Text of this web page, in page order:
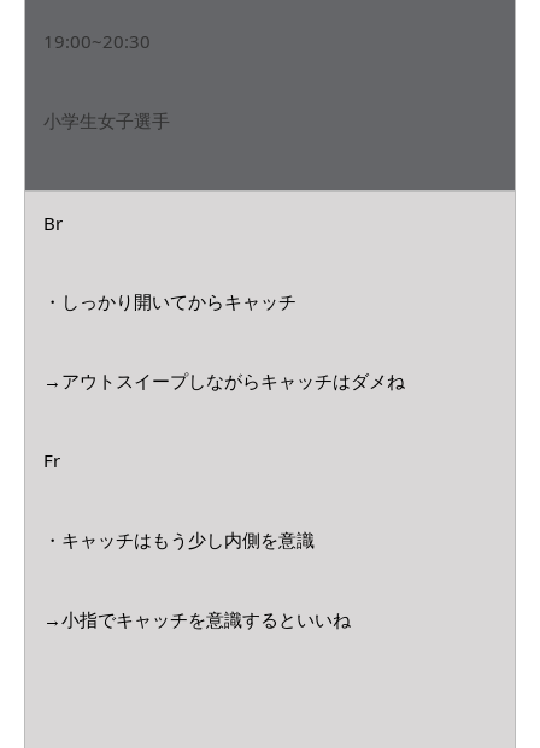
19:00~20:30
小学生女子選手
Br
・しっかり開いてからキャッチ
→アウトスイープしながらキャッチはダメね
Fr
・キャッチはもう少し内側を意識
→小指でキャッチを意識するといいね